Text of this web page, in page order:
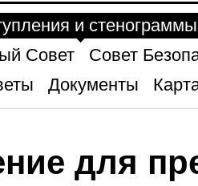
и стенограммы
Совет
Совет
Документы
для